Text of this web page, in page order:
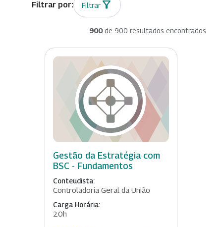
Filtrar
900de 900 resultados encontrados
Gestão da Estratégia com
BSC - Fundamentos
Conteudista:
Controladoria Geral da União
Carga Horária:
20h